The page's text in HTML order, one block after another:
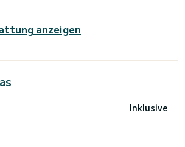
anzeigen
Inklusive